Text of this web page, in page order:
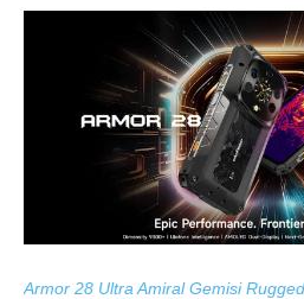
Armor 28 Ultra Amiral Gemisi